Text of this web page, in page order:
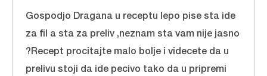
Gospodjo Dragana u receptu lepo pise sta ide
za fil a sta za preliv ,neznam sta vam nije jasno
?Recept procitajte malo bolje i videcete da u
prelivu stoji da ide pecivo tako da u pripremi